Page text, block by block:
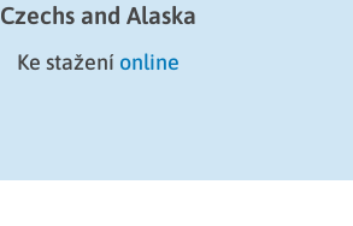
Czechs and Alaska
Ke stažení online